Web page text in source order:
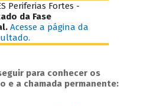
Periferias Fortes -
da Fase
Acesse a página da
para conhecer os
e a chamada permanente: